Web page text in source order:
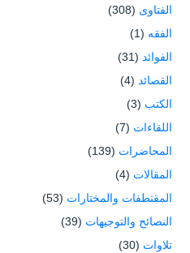
الفتاوى (308)
الفقه (1)
الفوائد (31)
القصائد (4)
الكتب (3)
اللقاءات (7)
المحاضرات (139)
المقالات (4)
المقتطفات والمختارات (53)
النصائح والتوجيهات (39)
تلاوات (30)